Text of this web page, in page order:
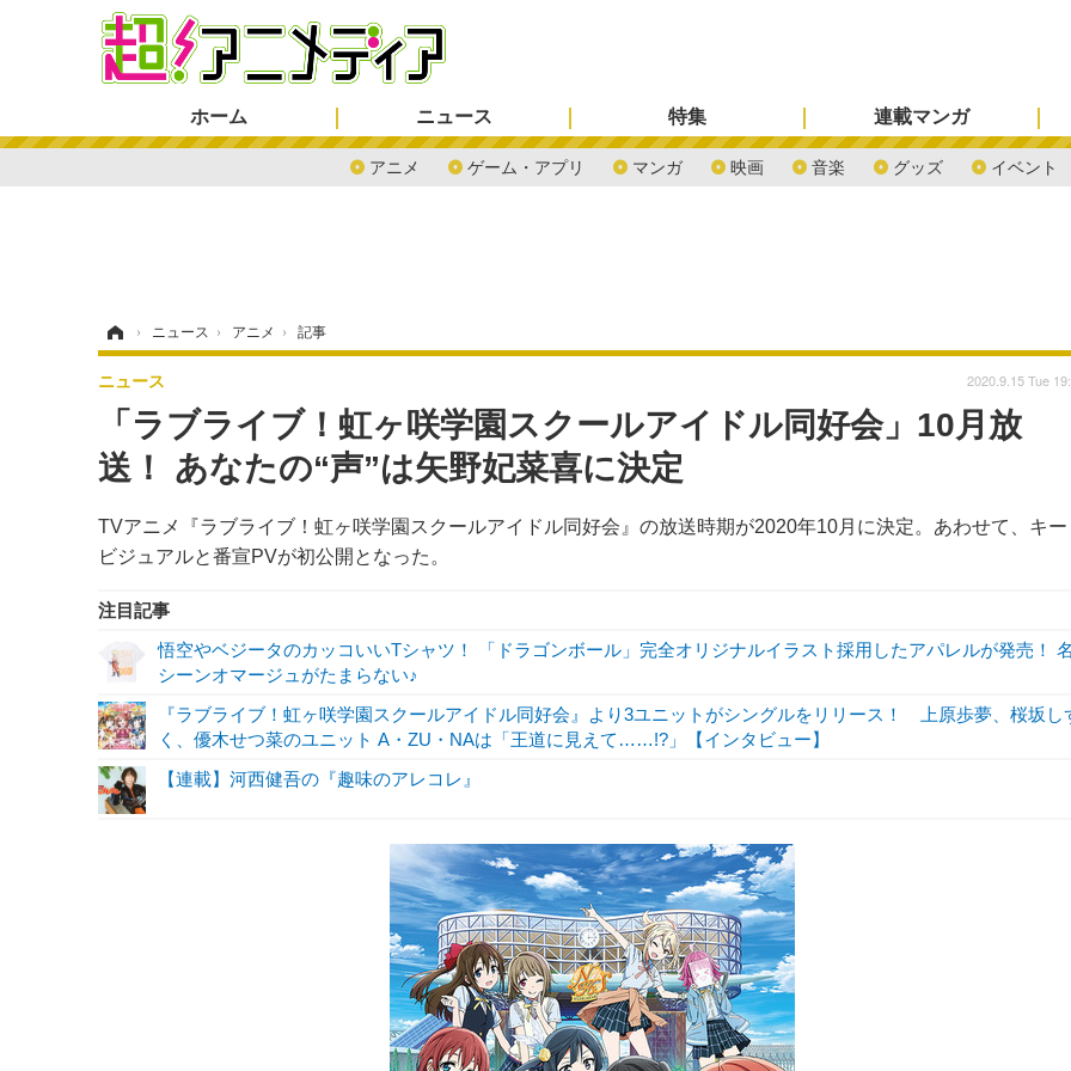
ホーム ニュース
アニメ ゲーム・アプリ マンガ 映画 音楽 グッズ イベント
特集 連載マンガ
› ニュース › アニメ › 記事
「ラブライブ！虹ヶ咲学園スクールアイドル同好会」10月放
送！ あなたの“声”は矢野妃菜喜に決定
TVアニメ『ラブライブ！虹ヶ咲学園スクールアイドル同好会』の放送時期が2020年10月に決定。あわせて、キー
ビジュアルと番宣PVが初公開となった。
ニュース 2020.9.15 Tue
注目記事
悟空やベジータのカッコいいTシャツ！ 「ドラゴンボール」完全オリジナルイラスト採用したアパレルが発売！
シーンオマージュがたまらない♪
『ラブライブ！虹ヶ咲学園スクールアイドル同好会』より3ユニットがシングルをリリース！ 上原歩夢、桜坂し
く、優木せつ菜のユニット A・ZU・NAは「王道に見えて……!?」【インタビュー】
【連載】河西健吾の『趣味のアレコレ』